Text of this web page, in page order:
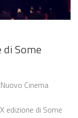
Some
Cinema
edizione di Some